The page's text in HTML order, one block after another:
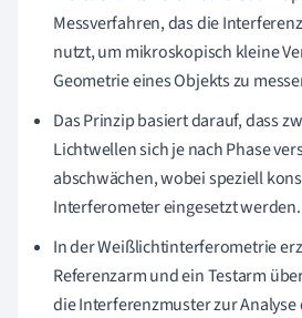
Messverfahren, das die
nutzt, um mikroskopisch kleine
Geometrie eines Objekts zu
Das Prinzip basiert darauf, dass
Lichtwellen sich je nach Phase
abschwächen, wobei speziell
Interferometer eingesetzt werden.
In der Weißlichtinterferometrie
Referenzarm und ein Testarm
die Interferenzmuster zur